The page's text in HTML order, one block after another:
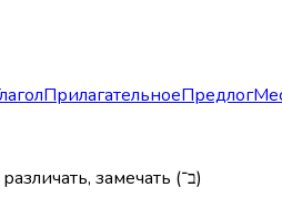
ПрилагательноеПредлог
обнаруживать, различать, замечать (ב־)